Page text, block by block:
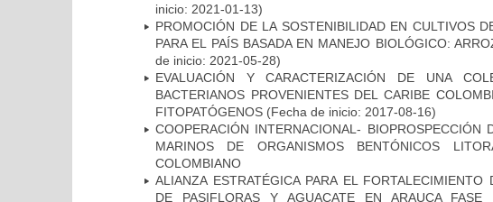
inicio: 2021-01-13)
PROMOCIÓN DE LA SOSTENIBILIDAD EN CULTIVOS
PARA EL PAÍS BASADA EN MANEJO BIOLÓGICO:
de inicio: 2021-05-28)
EVALUACIÓN Y CARACTERIZACIÓN DE UNA
BACTERIANOS PROVENIENTES DEL CARIBE
FITOPATÓGENOS (Fecha de inicio: 2017-08-16)
COOPERACIÓN INTERNACIONAL- BIOPROSPECCIÓN
MARINOS DE ORGANISMOS BENTÓNICOS
COLOMBIANO
ALIANZA ESTRATÉGICA PARA EL FORTALECIMIENTO
DE PASIFLORAS Y AGUACATE EN ARAUCA